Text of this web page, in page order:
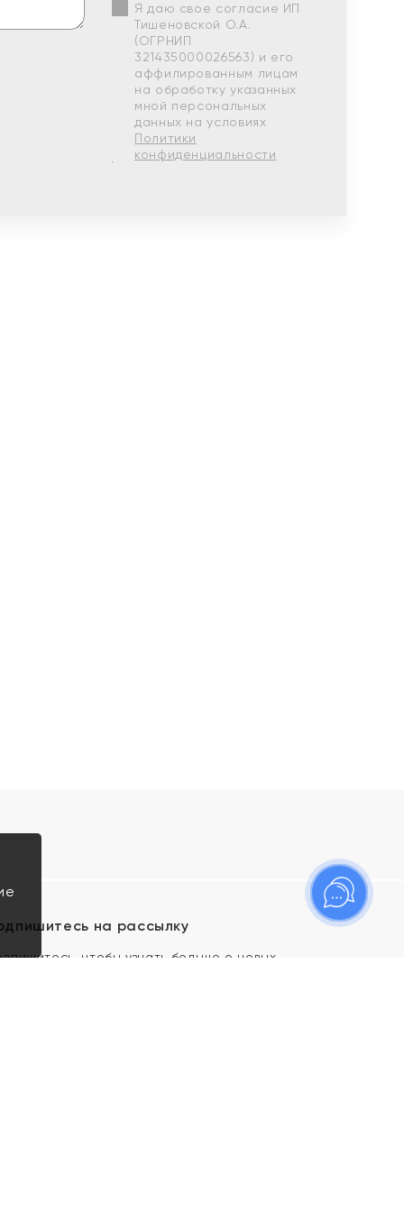
Я даю свое согласие ИП
Тишеновской О.А.
(ОГРНИП
321435000026563) и его
аффилированным лицам
на обработку указанных
мной персональных
данных на условиях
Политики
конфиденциальности
на рассылку
чтобы узнать больше о новых